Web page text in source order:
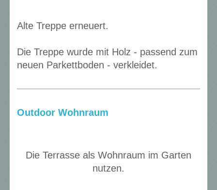
Alte Treppe erneuert.
Die Treppe wurde mit Holz - passend zum
neuen Parkettboden - verkleidet.
Outdoor Wohnraum
Die Terrasse als Wohnraum im Garten
nutzen.